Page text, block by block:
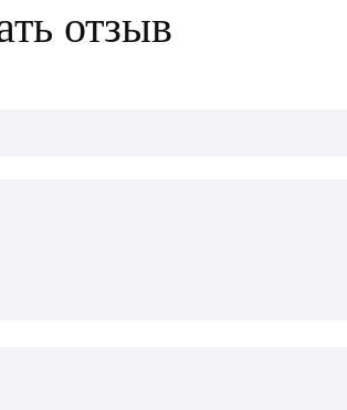
отзыв